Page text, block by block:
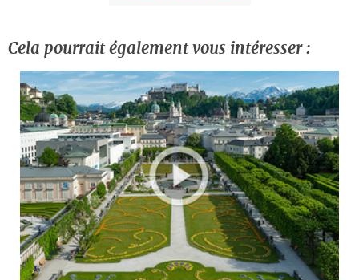
Cela pourrait également vous intéresser :